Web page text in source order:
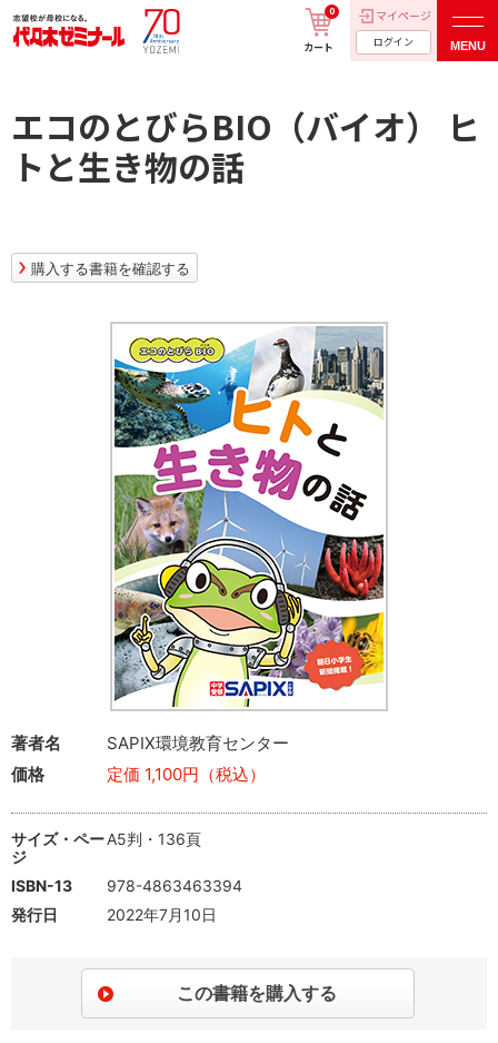
カート
0 マイページ
ログイン MENU
エコのとびらBIO（バイオ） ヒ
トと生き物の話
購入する書籍を確認する
著者名
SAPIX環境教育センター
価格
定価 1,100円（税込）
サイズ・ペー
ジ
A5判・136頁
ISBN-13
978-4863463394
発行日
2022年7月10日